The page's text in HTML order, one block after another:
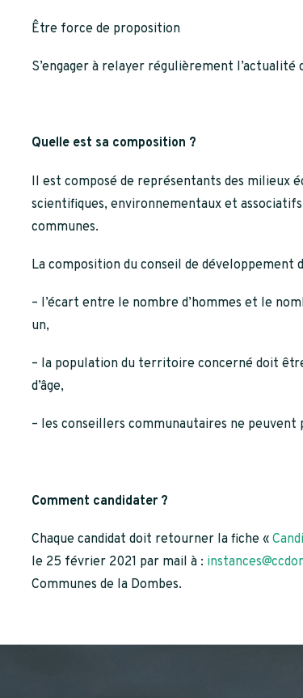
Être force de proposition
S’engager à relayer régulièrement
Quelle est sa composition ?
Il est composé de représentants des milieux
scientifiques, environnementaux et
communes.
La composition du conseil de
– l’écart entre le nombre d’hommes et le
un,
– la population du territoire concerné doit
d’âge,
– les conseillers communautaires ne peuvent
Comment candidater ?
Chaque candidat doit retourner la fiche «
le 25 février 2021 par mail à :
Communes de la Dombes.